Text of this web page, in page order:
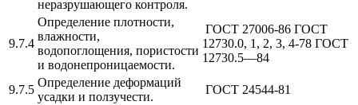
неразрушающего контроля.
9.7.4
Определение плотности,
влажности,
водопоглощения, пористости
и водонепроницаемости.
ГОСТ 27006-86 ГОСТ
12730.0, 1, 2, 3, 4-78 ГОСТ
12730.5—84
9.7.5
Определение деформаций
усадки и ползучести.
ГОСТ 24544-81